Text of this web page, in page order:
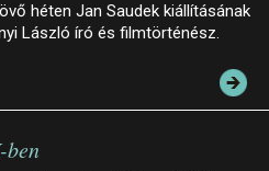
héten Jan Saudek kiállításának
László író és filmtörténész.
ben